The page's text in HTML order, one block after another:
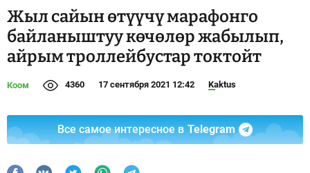
Жыл сайын өтүүчү марафонго
байланыштуу көчөлөр жабылып,
айрым троллейбустар токтойт
Коом 4360 17 сентября 2021 12:42 Kaktus
Все самое интересное в Telegram